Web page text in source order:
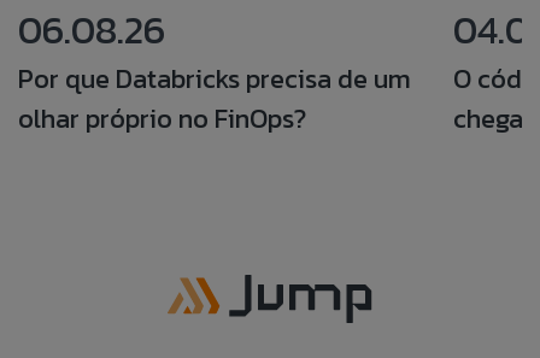
06.08.26
Por que Databricks precisa de um
olhar próprio no FinOps?
O